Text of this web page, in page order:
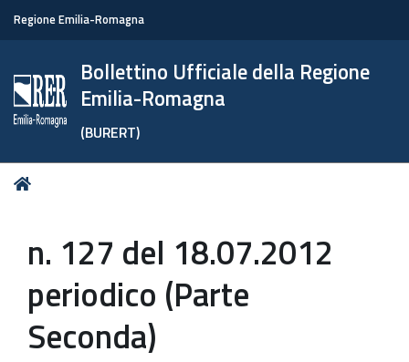
Regione Emilia-Romagna
Bollettino Ufficiale della Regione
Emilia-Romagna
(BURERT)
Tu
n. 127 del 18.07.2012
periodico (Parte
Seconda)